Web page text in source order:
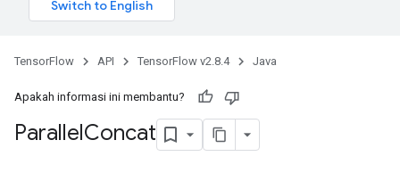
TensorFlow API TensorFlow v2.8.4 Java
Apakah informasi ini membantu?
ParallelConcat